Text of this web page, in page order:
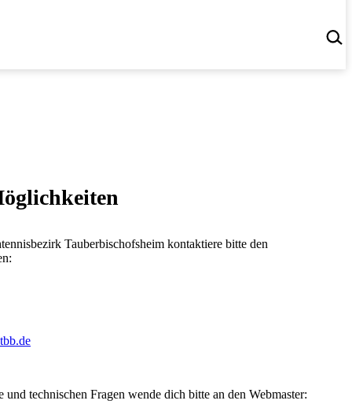
Tauberbischofsheim kontaktiere bitte den
technischen Fragen wende dich bitte an den Webmaster: